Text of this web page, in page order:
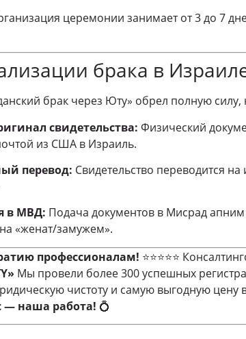
церемонии занимает от 3 до 7
брака в
брак через Юту» обрел полную
свидетельства: Физический
из США в Израиль.
перевод: Свидетельство переводится
в МВД: Подача документов в Мисрад
на «женат/замужем».
профессионалам! ⭐⭐⭐⭐⭐
Мы провели более 300 успешных
чистоту и самую выгодную цену
— наша работа! 💍